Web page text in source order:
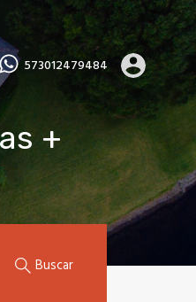
573012479484
+
Buscar